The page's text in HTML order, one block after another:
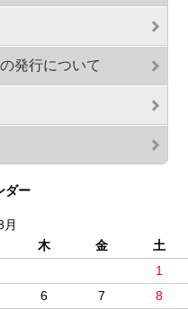
発行について
ダー
月
木 金
土
1
6 7 8